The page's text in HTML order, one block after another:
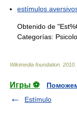
estímulos
Obtenido de
Categorías:
Wikimedia foundation 2010
Игры ⚽
Estímulo